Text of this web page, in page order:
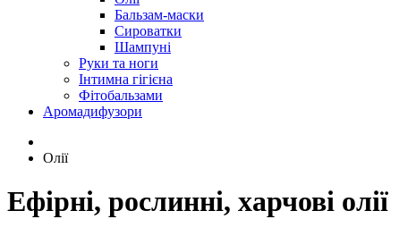
Бальзам-маски
Сироватки
Шампуні
Руки та ноги
Інтимна гігієна
Фітобальзами
Аромадифузори
Олії
Ефірні, рослинні, харчові олії